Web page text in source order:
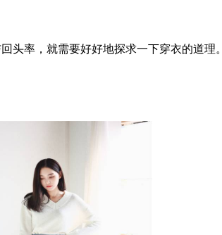
头率，就需要好好地探求一下穿衣的道理。